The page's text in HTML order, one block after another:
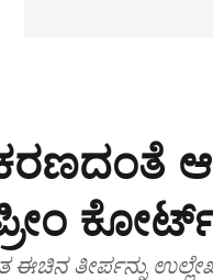
ಈಚಿನ ತೀರ್ಪನ್ನು